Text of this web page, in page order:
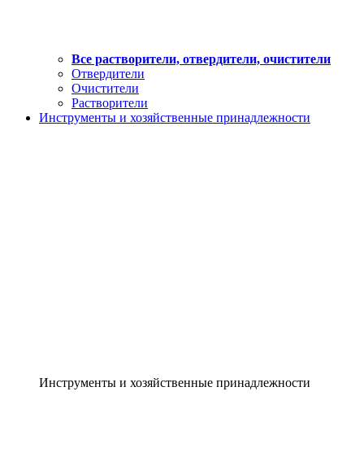
Все растворители, отвердители, очистители
Отвердители
Очистители
Растворители
Инструменты и хозяйственные принадлежности
Инструменты и хозяйственные принадлежности